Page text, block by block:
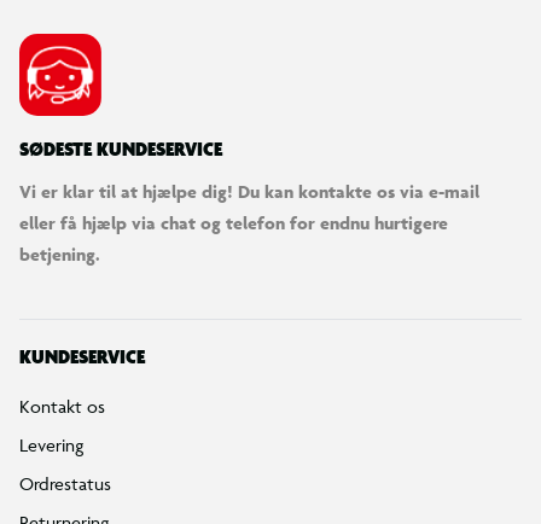
SØDESTE KUNDESERVICE
Vi er klar til at hjælpe dig! Du kan kontakte os via e-mail
eller få hjælp via chat og telefon for endnu hurtigere
betjening.
KUNDESERVICE
Kontakt os
Levering
Ordrestatus